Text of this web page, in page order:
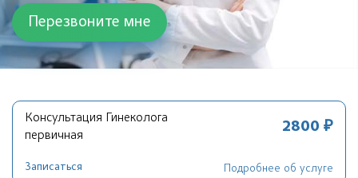
Консультация Гинеколога
первичная
2800 ₽
Записаться Подробнее об услуге